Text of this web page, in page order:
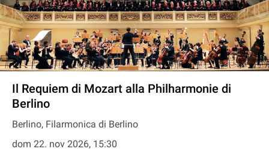
Il Requiem di Mozart alla Philharmonie di
Berlino
Berlino, Filarmonica di Berlino
dom 22. nov 2026, 15:30